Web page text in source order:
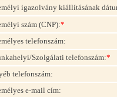
igazolvány kiállításának
szám (CNP):*
telefonszám:
Szolgálati telefonszám:*
telefonszám:
e-mail cím: